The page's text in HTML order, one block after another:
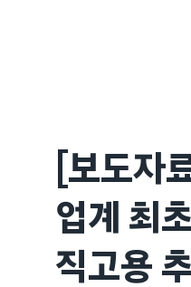
[보도자
업계 최
직고용